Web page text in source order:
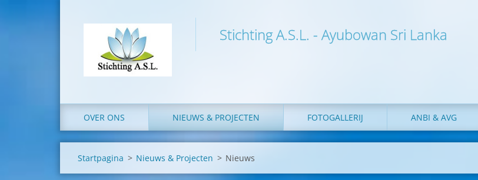
Stichting A.S.L. - Ayubowan Sri Lanka
OVER ONS NIEUWS & PROJECTEN FOTOGALLERIJ ANBI & AVG
Startpagina > Nieuws & Projecten > Nieuws